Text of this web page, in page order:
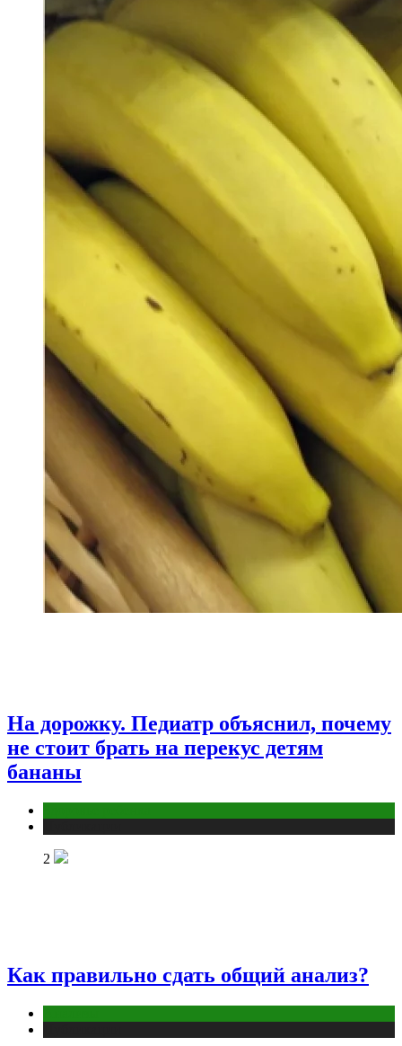
На дорожку. Педиатр объяснил, почему
не стоит брать на перекус детям
бананы
2
Как правильно сдать общий анализ?